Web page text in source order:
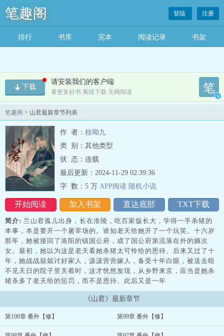
笔趣阁 登陆 注册
排行 书库 完本 阅读记录 书架
下载
请安装我们的客户端
看更多好书 离线下载 无网阅读 笔
v
笔趣阁 > 山君最新章节列表
作 者： 枝呦九
类 别：其他类型
状 态：连载
开始阅读 加入书架 直达底部 TXT下载
最后更新：2024-11-29 02:39:36
字 数： 5 万 APP阅读 随机小说
简介: 兰山君孤儿出身，长在淮陵，吃百家饭长大，学得一手杀猪的
本事，本是要开一个屠宰场的。谁知老天给她开了一个玩笑。十六岁
那年，她被接回了洛阳的镇国公府，成了国公府第流落在外的嫡次
女。最初，她以为这是老天看她杀猪太可怜给的恩待。后来又过了十
年，她战战兢兢讨好家人，汲汲营营嫁人，备受十年白眼，被送去暗
不见天日的院子里关着时，这才恍然发现，从乡野来京，应当是她杀
猪杀多了老天给的惩罚，而不是恩待。此后又是一年
《山君》最新章节
第100章 番外【修】 第99章 番外【修】